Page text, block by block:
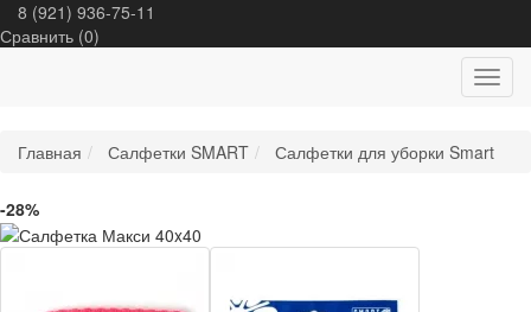
8 (921) 936-75-11
Сравнить (0)
Главная Салфетки SMART Салфетки для уборки Smart
-28%